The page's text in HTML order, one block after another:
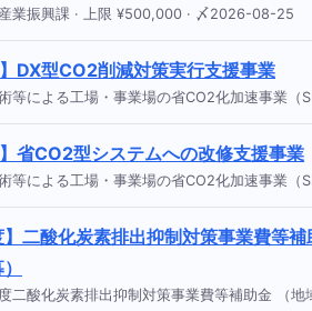
業振興課 · 上限 ¥500,000 · 〆2026-08-25
】DX型CO2削減対策実行支援事業
等による工場・事業場の省CO2化加速事業
】省CO2型システムへの改修支援事業
等による工場・事業場の省CO2化加速事業
】二酸化炭素排出抑制対策事業費等
二酸化炭素排出抑制対策事業費等補助金 （